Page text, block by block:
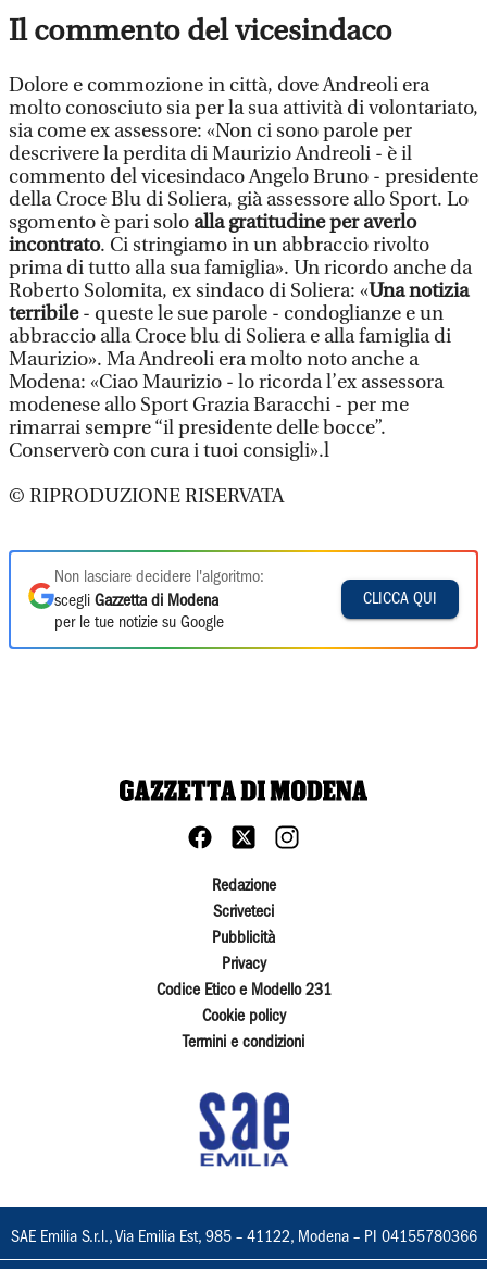
Il commento del vicesindaco
Dolore e commozione in città, dove Andreoli era
molto conosciuto sia per la sua attività di volontariato,
sia come ex assessore: «Non ci sono parole per
descrivere la perdita di Maurizio Andreoli - è il
commento del vicesindaco Angelo Bruno - presidente
della Croce Blu di Soliera, già assessore allo Sport. Lo
sgomento è pari solo alla gratitudine per averlo
incontrato. Ci stringiamo in un abbraccio rivolto
prima di tutto alla sua famiglia». Un ricordo anche da
Roberto Solomita, ex sindaco di Soliera: «Una notizia
terribile- queste le sue parole - condoglianze e un
abbraccio alla Croce blu di Soliera e alla famiglia di
Maurizio». Ma Andreoli era molto noto anche a
Modena: «Ciao Maurizio - lo ricorda l’ex assessora
modenese allo Sport Grazia Baracchi - per me
rimarrai sempre “il presidente delle bocce”.
Conserverò con cura i tuoi consigli».l
© RIPRODUZIONE RISERVATA
Non lasciare decidere l'algoritmo:
scegli Gazzetta di Modena
per le tue notizie su Google
CLICCA QUI
Redazione
Scriveteci
Pubblicità
Privacy
Codice Etico e Modello 231
Cookie policy
Termini e condizioni
SAE Emilia S.r.l., Via Emilia Est, 985 – 41122, Modena – PI 04155780366